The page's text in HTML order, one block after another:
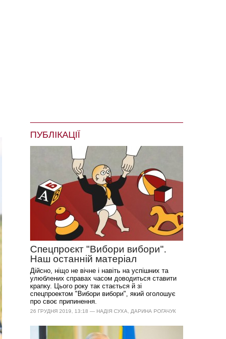
ПУБЛІКАЦІЇ
Спецпроєкт "Вибори вибори".
Наш останній матеріал
Дійсно, ніщо не вічне і навіть на успішних та
улюблених справах часом доводиться ставити
крапку. Цього року так стається й зі
спецпроектом "Вибори вибори", який оголошує
про своє припинення.
26 ГРУДНЯ 2019, 13:18 — НАДІЯ СУХА, ДАРИНА РОГАЧУК